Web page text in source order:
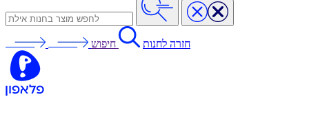
חזרה לחנות חיפוש